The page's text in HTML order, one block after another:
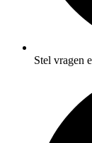
Stel vragen